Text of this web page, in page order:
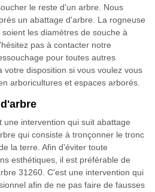
le reste d'un arbre. Nous
un abattage d'arbre. La rogneuse
les diamètres de souche à
pas à contacter notre
pour toutes autres
votre disposition si vous voulez vous
arboricultures et espaces arborés.
une intervention qui suit abattage
qui consiste à tronçonner le tronc
la terre. Afin d'éviter toute
esthétiques, il est préférable de
31260. C'est une intervention qui
afin de ne pas faire de fausses